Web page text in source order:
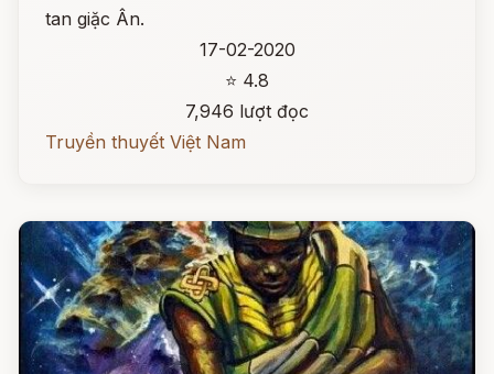
tan giặc Ân.
17-02-2020
⭐ 4.8
7,946 lượt đọc
Truyền thuyết Việt Nam